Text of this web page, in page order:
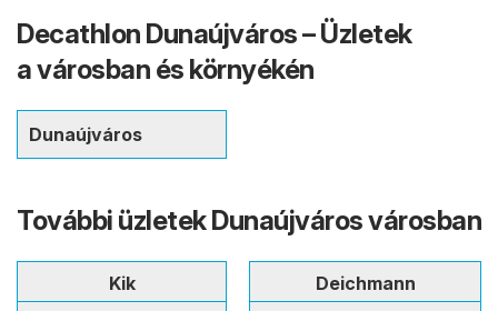
Decathlon Dunaújváros – Üzletek
a városban és környékén
Dunaújváros
További üzletek Dunaújváros városban
Kik
Deichmann